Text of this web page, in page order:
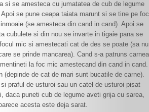
si se amesteca cu jumatatea de cub de legume
se pune ceapa taiata marunt si se tine pe foc
(se amesteca din cand in cand). Apoi se
cubulete si din nou se invarte in tigaie pana se
mic si amestecati cat de des se poate (sa nu
se prinde mancarea). Cand s-a patruns carnea
la foc mic amestecand din cand in cand.
(depinde de cat de mari sunt bucatile de carne).
praful de usturoi sau un catel de usturoi pisat
daca puneti cub de legume aveti grija cu sarea,
acesta este deja sarat.